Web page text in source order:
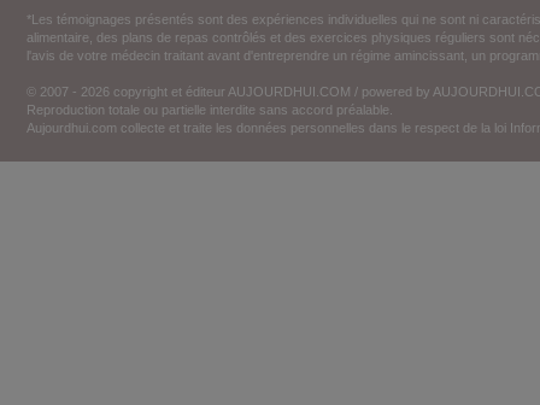
*Les témoignages présentés sont des expériences individuelles qui ne sont ni
alimentaire, des plans de repas contrôlés et des exercices physiques réguliers sont
l'avis de votre médecin traitant avant d'entreprendre un régime amincissant, un
© 2007 - 2026 copyright et éditeur AUJOURDHUI.COM / powered by
Reproduction totale ou partielle interdite sans accord préalable.
Aujourdhui.com collecte et traite les données personnelles dans le respect de la loi